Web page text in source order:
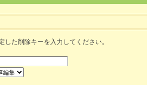
した削除キーを入力してください。